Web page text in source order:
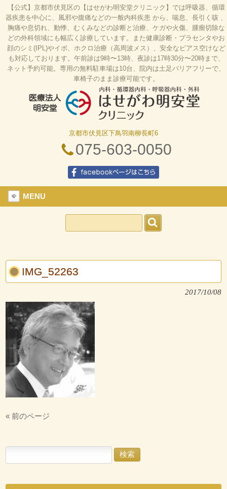
【公式】京都市伏見区の【はせがわ明安堂クリニック】では呼吸器、循環
器疾患を中心に、風邪や腹痛などの一般内科疾患 から、喘息、長引く咳 、
胸痛や息切れ、動悸、むくみなどの診断と治療、ケガや火傷、腫瘤切除な
どの外科領域にも幅広く診療しています。また健康診断・プラセンタやお
顔のシミ(IPL)やイボ、ホクロ治療（高周波メス）、安全なピアス空けなど
も対応しております。午前診は9時〜13時、夜診は17時30分〜20時まで、
ネット予約可能。専用の無料駐車場は10台、院内は土足バリアフリーで、
車椅子のまま診療可能です。
はせがわ明安堂クリニックの公式HP、京都市伏見
区の内科、呼吸器科、循環器科、外科の診療、オン
ライン診療、駐車場10台、web予約、バリアフリ
ー、プラセンタ
京都市伏見区下鳥羽南柳長町6
075-603-0050
MENU
IMG_52263
2017/10/08
« 前のページ
索: